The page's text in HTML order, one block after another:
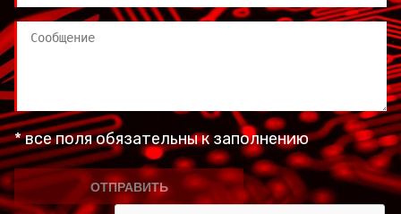
* все поля обязательны к заполнению